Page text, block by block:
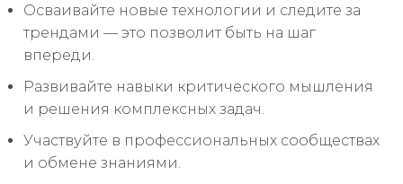
Осваивайте новые технологии и следите за
трендами — это позволит быть на шаг
впереди.
Развивайте навыки критического мышления
и решения комплексных задач.
Участвуйте в профессиональных сообществах
и обмене знаниями.